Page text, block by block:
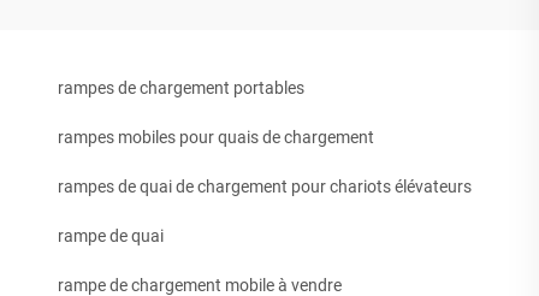
rampes de chargement portables
rampes mobiles pour quais de chargement
rampes de quai de chargement pour chariots élévateurs
rampe de quai
rampe de chargement mobile à vendre